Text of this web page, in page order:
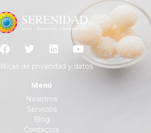
de privacidad y datos
Menú
Nosotros
Servicios
Blog
Contactos